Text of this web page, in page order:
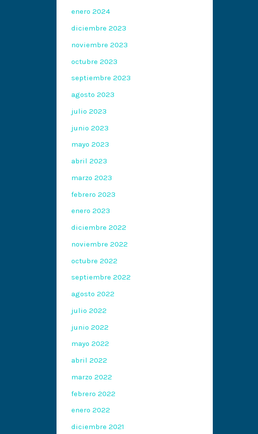
enero 2024
diciembre 2023
noviembre 2023
octubre 2023
septiembre 2023
agosto 2023
julio 2023
junio 2023
mayo 2023
abril 2023
marzo 2023
febrero 2023
enero 2023
diciembre 2022
noviembre 2022
octubre 2022
septiembre 2022
agosto 2022
julio 2022
junio 2022
mayo 2022
abril 2022
marzo 2022
febrero 2022
enero 2022
diciembre 2021